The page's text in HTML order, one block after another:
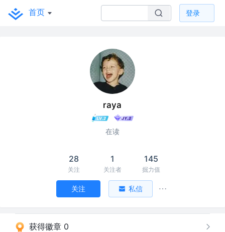
首页 登录
raya
在读
28
关注
1
关注者
145
掘力值
关注 私信
获得徽章 0